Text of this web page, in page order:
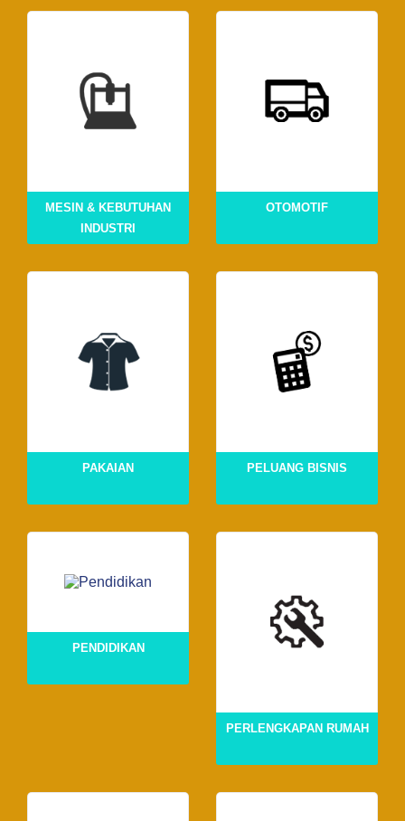
MESIN & KEBUTUHAN
INDUSTRI
OTOMOTIF
PAKAIAN PELUANG BISNIS
PENDIDIKAN
PERLENGKAPAN RUMAH